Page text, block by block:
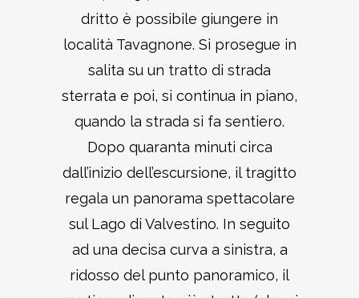
dritto è possibile giungere in
località Tavagnone. Si prosegue in
salita su un tratto di strada
sterrata e poi, si continua in piano,
quando la strada si fa sentiero.
Dopo quaranta minuti circa
dall’inizio dell’escursione, il tragitto
regala un panorama spettacolare
sul Lago di Valvestino. In seguito
ad una decisa curva a sinistra, a
ridosso del punto panoramico, il